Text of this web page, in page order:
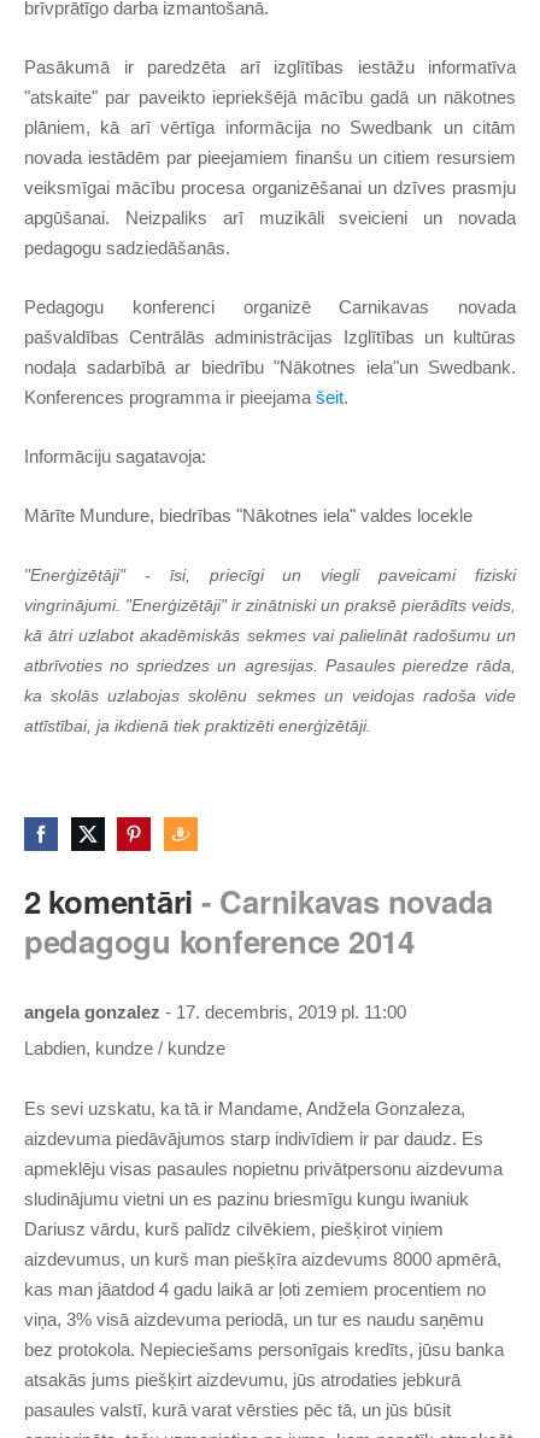
brīvprātīgo darba izmantošanā.
Pasākumā ir paredzēta arī izglītības iestāžu informatīva
"atskaite" par paveikto iepriekšējā mācību gadā un nākotnes
plāniem, kā arī vērtīga informācija no Swedbank un citām
novada iestādēm par pieejamiem finanšu un citiem resursiem
veiksmīgai mācību procesa organizēšanai un dzīves prasmju
apgūšanai. Neizpaliks arī muzikāli sveicieni un novada
pedagogu sadziedāšanās.
Pedagogu konferenci organizē Carnikavas novada
pašvaldības Centrālās administrācijas Izglītības un kultūras
nodaļa sadarbībā ar biedrību "Nākotnes iela"un Swedbank.
Konferences programma ir pieejama šeit.
Informāciju sagatavoja:
Mārīte Mundure, biedrības "Nākotnes iela" valdes locekle
"Enerģizētāji" - īsi, priecīgi un viegli paveicami fiziski
vingrinājumi. "Enerģizētāji" ir zinātniski un praksē pierādīts veids,
kā ātri uzlabot akadēmiskās sekmes vai palielināt radošumu un
atbrīvoties no spriedzes un agresijas. Pasaules pieredze rāda,
ka skolās uzlabojas skolēnu sekmes un veidojas radoša vide
attīstībai, ja ikdienā tiek praktizēti enerģizētāji.
2 komentāri - Carnikavas novada
pedagogu konference 2014
angela gonzalez - 17. decembris, 2019 pl. 11:00
Labdien, kundze / kundze
Es sevi uzskatu, ka tā ir Mandame, Andžela Gonzaleza,
aizdevuma piedāvājumos starp indivīdiem ir par daudz. Es
apmeklēju visas pasaules nopietnu privātpersonu aizdevuma
sludinājumu vietni un es pazinu briesmīgu kungu iwaniuk
Dariusz vārdu, kurš palīdz cilvēkiem, piešķirot viņiem
aizdevumus, un kurš man piešķīra aizdevums 8000 apmērā,
kas man jāatdod 4 gadu laikā ar ļoti zemiem procentiem no
viņa, 3% visā aizdevuma periodā, un tur es naudu saņēmu
bez protokola. Nepieciešams personīgais kredīts, jūsu banka
atsakās jums piešķirt aizdevumu, jūs atrodaties jebkurā
pasaules valstī, kurā varat vērsties pēc tā, un jūs būsit